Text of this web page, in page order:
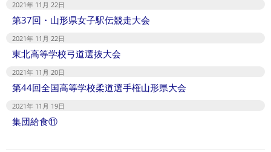
2021年 11月 22日
第37回・山形県女子駅伝競走大会
2021年 11月 22日
東北高等学校弓道選抜大会
2021年 11月 20日
第44回全国高等学校柔道選手権山形県大会
2021年 11月 19日
集団給食⑪